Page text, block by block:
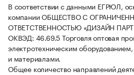
В соответствии с данными ЕГРЮЛ,
компании ОБЩЕСТВО С
ОТВЕТСТВЕННОСТЬЮ «ДИЗАЙН
ОКВЭД: 46.69.5 Торговля оптовая
электротехническим
и материалами.
Общее количество направлений